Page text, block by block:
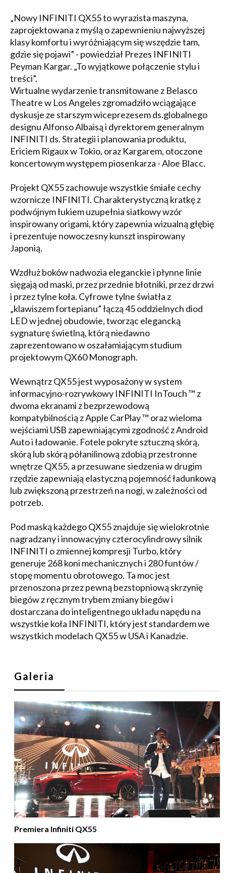
„Nowy INFINITI QX55 to wyrazista maszyna,
zaprojektowana z myślą o zapewnieniu najwyższej
klasy komfortu i wyróżniającym się wszędzie tam,
gdzie się pojawi” - powiedział Prezes INFINITI
Peyman Kargar. „To wyjątkowe połączenie stylu i
treści”.
Wirtualne wydarzenie transmitowane z Belasco
Theatre w Los Angeles zgromadziło wciągające
dyskusje ze starszym wiceprezesem ds.globalnego
designu Alfonso Albaisą i dyrektorem generalnym
INFINITI ds. Strategii i planowania produktu,
Ericiem Rigaux w Tokio, oraz Kargarem, otoczone
koncertowym występem piosenkarza - Aloe Blacc.
Projekt QX55 zachowuje wszystkie śmiałe cechy
wzornicze INFINITI. Charakterystyczną kratkę z
podwójnym łukiem uzupełnia siatkowy wzór
inspirowany origami, który zapewnia wizualną głębię
i prezentuje nowoczesny kunszt inspirowany
Japonią.
Wzdłuż boków nadwozia eleganckie i płynne linie
sięgają od maski, przez przednie błotniki, przez drzwi
i przez tylne koła. Cyfrowe tylne światła z
„klawiszem fortepianu” łączą 45 oddzielnych diod
LED w jednej obudowie, tworząc elegancką
sygnaturę świetlną, którą niedawno
zaprezentowano w oszałamiającym studium
projektowym QX60 Monograph.
Wewnątrz QX55 jest wyposażony w system
informacyjno-rozrywkowy INFINITI InTouch ™ z
dwoma ekranami z bezprzewodową
kompatybilnością z Apple CarPlay ™ oraz wieloma
wejściami USB zapewniającymi zgodność z Android
Auto i ładowanie. Fotele pokryte sztuczną skórą,
skórą lub skórą półanilinową zdobią przestronne
wnętrze QX55, a przesuwane siedzenia w drugim
rzędzie zapewniają elastyczną pojemność ładunkową
lub zwiększoną przestrzeń na nogi, w zależności od
potrzeb.
Pod maską każdego QX55 znajduje się wielokrotnie
nagradzany i innowacyjny czterocylindrowy silnik
INFINITI o zmiennej kompresji Turbo, który
generuje 268 koni mechanicznych i 280 funtów /
stopę momentu obrotowego. Ta moc jest
przenoszona przez pewną bezstopniową skrzynię
biegów z ręcznym trybem zmiany biegów i
dostarczana do inteligentnego układu napędu na
wszystkie koła INFINITI, który jest standardem we
wszystkich modelach QX55 w USA i Kanadzie.
Galeria
Premiera Infiniti QX55